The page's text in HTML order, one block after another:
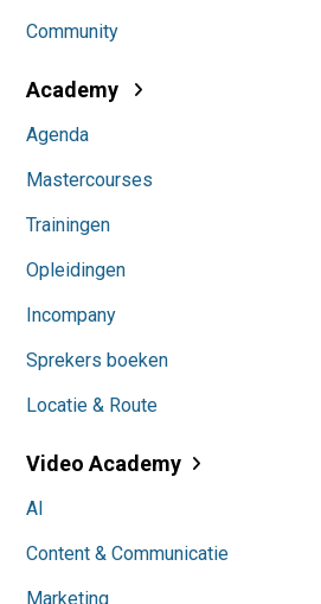
Community
Academy
Agenda
Mastercourses
Trainingen
Opleidingen
Incompany
Sprekers boeken
Locatie & Route
Video Academy
AI
Content & Communicatie
Marketing